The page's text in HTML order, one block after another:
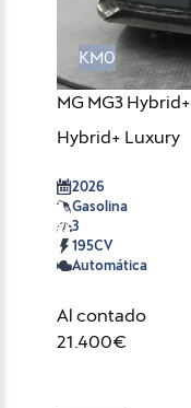
KM0
MG MG3 Hybrid+
Hybrid+ Luxury
2026
Gasolina
3
195CV
Automática
Al contado
21.400€